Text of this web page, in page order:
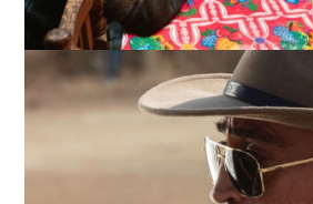
CABALLERO ÁGUILA,